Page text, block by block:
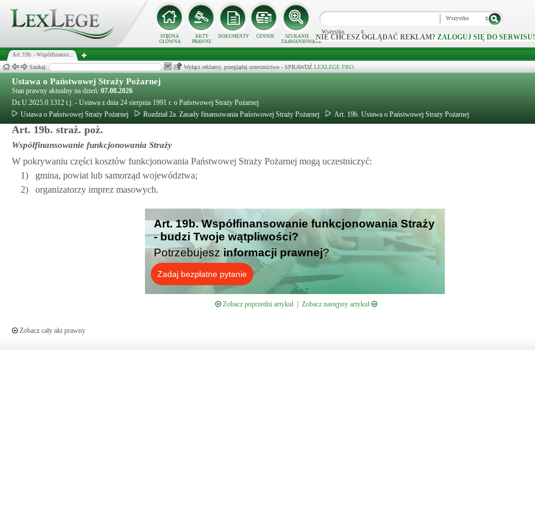
STRONA
GŁÓWNA
AKTY
PRAWNE
DOKUMENTY CENNIK
SZUKANIE
ZAAWANSOWANE
Wszystko
Wszystko
NIE CHCESZ OGLĄDAĆ REKLAM? ZALOGUJ SIĘ DO SERWISU!
Art. 19b. - Współfinanso...
Szukaj: Wyłącz reklamy, przeglądaj orzecznictwo - SPRAWDŹ LEXLEGE PRO
Ustawa o Państwowej Straży Pożarnej
Stan prawny aktualny na dzień: 07.08.2026
Dz.U.2025.0.1312 t.j. - Ustawa z dnia 24 sierpnia 1991 r. o Państwowej Straży Pożarnej
Ustawa o Państwowej Straży Pożarnej
Rozdział 2a. Zasady finansowania Państwowej Straży Pożarnej Art. 19b. Ustawa o Państwowej Straży Pożarnej
Art. 19b. straż. poż.
Współfinansowanie funkcjonowania Straży
W pokrywaniu części kosztów funkcjonowania Państwowej Straży Pożarnej mogą uczestniczyć:
1)
gmina, powiat lub samorząd województwa;
2)
organizatorzy imprez masowych.
Art. 19b. Współfinansowanie funkcjonowania Straży
- budzi Twoje wątpliwości?
Potrzebujesz informacji prawnej?
Zadaj bezpłatne pytanie
Zobacz poprzedni artykuł| Zobacz następny artykuł
Zobacz cały akt prawny